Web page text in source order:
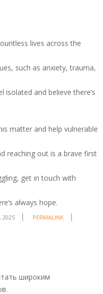
lives across the
such as anxiety, trauma,
isolated and believe there’s
matter and help vulnerable
reaching out is a brave first
get in touch with
always hope.
2025
PERMALINK
широким